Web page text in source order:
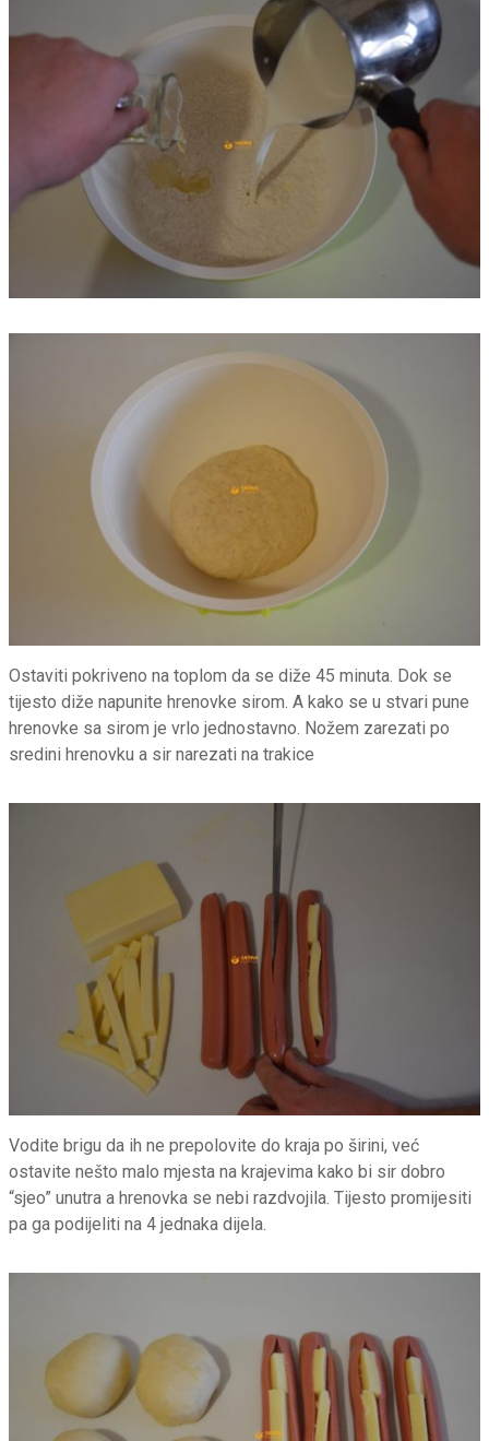
Ostaviti pokriveno na toplom da se diže 45 minuta. Dok se
tijesto diže napunite hrenovke sirom. A kako se u stvari pune
hrenovke sa sirom je vrlo jednostavno. Nožem zarezati po
sredini hrenovku a sir narezati na trakice
Vodite brigu da ih ne prepolovite do kraja po širini, već
ostavite nešto malo mjesta na krajevima kako bi sir dobro
“sjeo” unutra a hrenovka se nebi razdvojila. Tijesto promijesiti
pa ga podijeliti na 4 jednaka dijela.